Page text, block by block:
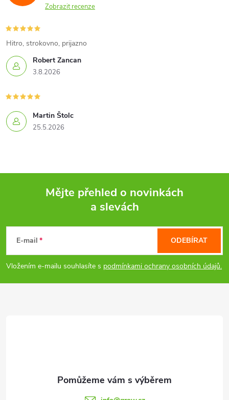
a
c
í
p
r
v
k
v
i
s
u
Zobrazit recenze
Robert Zancan
3.8.2026
Hitro, strokovno, prijazno
Martin Štolc
25.5.2026
p
a
Mějte přehled o novinkách
a slevách
E-mail
Vložením e-mailu souhlasíte s podmínkami ochrany osobních údajů.
ODEBÍRAT